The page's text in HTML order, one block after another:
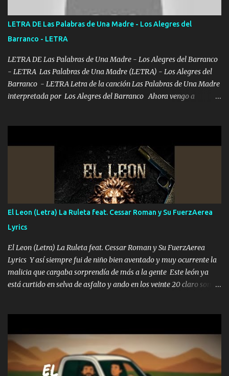
traigo El chiste es que hago lo que quiero pues así soy me mandó
yo tengo el control a todos yo les paro el dedo soy hocicon un
malcriado un malandrón Que Les importa no saben nada falsas
las risas las que me miran hay gente corriente no quieren ve...
LETRA DE Las Palabras de Una Madre - Los Alegres del
Barranco - LETRA
LETRA DE Las Palabras de Una Madre - Los Alegres del Barranco
- LETRA Las Palabras de Una Madre (LETRA) - Los Alegres del
Barranco - LETRA Letra de la canción Las Palabras de Una Madre
interpretada por Los Alegres del Barranco Ahora vengo a
quiso, él tiempo sigue pasando y nunca te olvidaremos, aquí
seguiré esperando hasta volvernos a vernos El recuerdo que yo
tengo de mi mente no se va, en mi corazón me llevo lo mismo que
tu papá, a veces me pongo triste porque no puedo mirarte, mas se
que tu me escuchas porque tu eres mi gran ángel, El desespero me
llega para reunirme contigo, tu iluminas mi sendero por siempre
serás mi niño, del amor que yo te tengo es co...
El Leon (Letra) La Ruleta feat. Cessar Roman y Su FuerzAerea
Lyrics
El Leon (Letra) La Ruleta feat. Cessar Roman y Su FuerzAerea
Lyrics Y así siempre fui de niño bien aventado y muy ocurrente la
malicia que cargaba sorprendía de más a la gente Este león ya
está curtido en selva de asfalto y ando en los veinte 20 claro son
pa más pues hay charola les voy a dar hasta topar pues no hay de
otra Música Surcando bien mi camino voy por mi línea no veo a
los lados aquel que no corre vuela no se me duerm voy chicoteado
Ya pasé varias hazañas ya tienen rato que me agarran el colmillo